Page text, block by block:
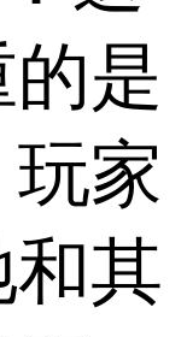
是
家
其